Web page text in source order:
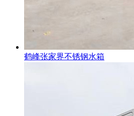
鹤峰张家界不锈钢水箱